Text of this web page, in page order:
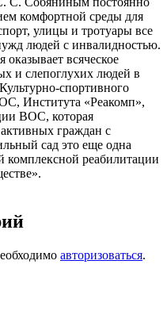
комфортной среды для
улицы и тротуары все
людей с инвалидностью.
всяческое
и слепоглухих людей в
спортивного
Института «Реакомп»,
ВОС, которая
граждан с
сад это еще одна
комплексной реабилитации
авторизоваться.